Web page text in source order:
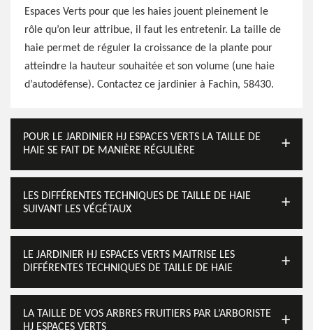
Espaces Verts pour que les haies jouent pleinement le
rôle qu’on leur attribue, il faut les entretenir. La taille de
haie permet de réguler la croissance de la plante pour
atteindre la hauteur souhaitée et son volume (une haie
d’autodéfense). Contactez ce jardinier à Fachin, 58430.
POUR LE JARDINIER HJ ESPACES VERTS LA TAILLE DE
HAIE SE FAIT DE MANIÈRE RÉGULIÈRE
LES DIFFÉRENTES TECHNIQUES DE TAILLE DE HAIE
SUIVANT LES VÉGÉTAUX
LE JARDINIER HJ ESPACES VERTS MAITRISE LES
DIFFÉRENTES TECHNIQUES DE TAILLE DE HAIE
LA TAILLE DE VOS ARBRES FRUITIERS PAR L’ARBORISTE
HJ ESPACES VERTS